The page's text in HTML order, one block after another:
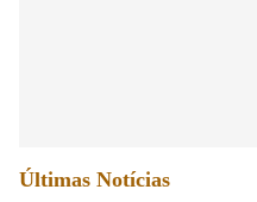
Últimas Notícias